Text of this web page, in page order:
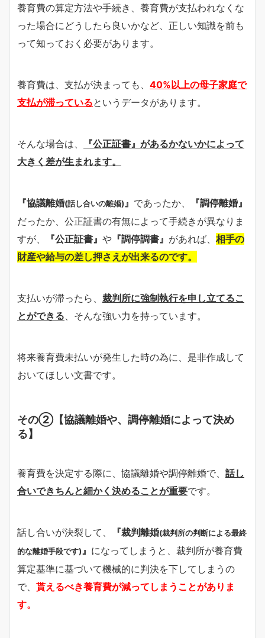
養育費の算定方法や手続き、養育費が支払われなくな
った場合にどうしたら良いかなど、正しい知識を前も
って知っておく必要があります。
養育費は、支払が決まっても、 40%以上の母子家庭で
支払が滞っているというデータがあります。
そんな場合は、
『公正証書』があるかないかによって
大きく差が生まれます。
『協議離婚(話し合いの離婚) 』 であったか、
『調停離婚』
だったか、公正証書の有無によって手続きが異なりま
すが、
『公正証書』 や 『調停調書』 があれば、 相手の
財産や給与の差し押さえが出来るのです。
支払いが滞ったら、 裁判所に強制執行を申し立てるこ
とができる 、そんな強い力を持っています。
将来養育費未払いが発生した時の為に、是非作成して
おいてほしい文書です。
その②【協議離婚や、調停離婚によって決め
る】
養育費を決定する際に、協議離婚や調停離婚で、 話し
合いできちんと細かく決めることが重要です。
話し合いが決裂して、 『裁判離婚(裁判所の判断による最終
的な離婚手段です) 』 になってしまうと、裁判所が養育費
算定基準に基づいて機械的に判決を下してしまうの
で、 貰えるべき養育費が減ってしまうことがありま
す。